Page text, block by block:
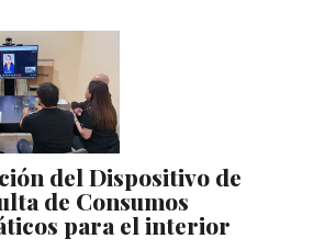
del Dispositivo de
de Consumos
para el interior